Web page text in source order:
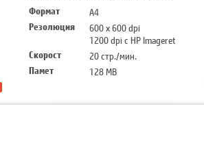
Формат
A4
Резолюция
600 x 600 dpi
1200 dpi с HP Imageret
Скорост
20 стр./мин.
Памет
128 MB